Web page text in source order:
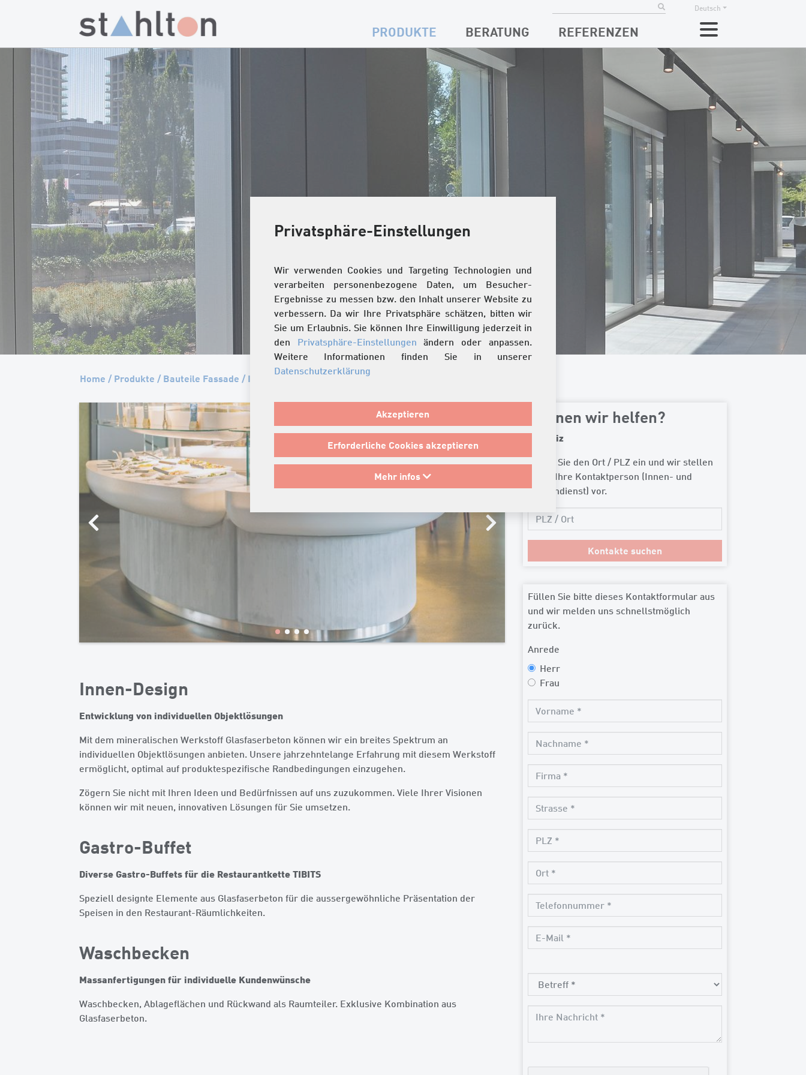
Privatsphäre-Einstellungen
Wir verwenden Cookies und Targeting Technologien und
verarbeiten personenbezogene Daten, um Besucher-
Ergebnisse zu messen bzw. den Inhalt unserer Website zu
verbessern. Da wir Ihre Privatsphäre schätzen, bitten wir
Sie um Erlaubnis. Sie können Ihre Einwilligung jederzeit in
den Privatsphäre-Einstellungen ändern oder anpassen.
Weitere Informationen finden Sie in unserer
Datenschutzerklärung
Akzeptieren
Erforderliche Cookies akzeptieren
Mehr infos
Deutsch
PRODUKTE BERATUNG REFERENZEN
Home /Produkte /Bauteile Fassade /Innen-Design
Innen-Design
Entwicklung von individuellen Objektlösungen
Mit dem mineralischen Werkstoff Glasfaserbeton können wir ein breites Spektrum an
individuellen Objektlösungen anbieten. Unsere jahrzehntelange Erfahrung mit diesem Werkstoff
ermöglicht, optimal auf produktespezifische Randbedingungen einzugehen.
Zögern Sie nicht mit Ihren Ideen und Bedürfnissen auf uns zuzukommen. Viele Ihrer Visionen
können wir mit neuen, innovativen Lösungen für Sie umsetzen.
Gastro-Buffet
Diverse Gastro-Buffets für die Restaurantkette TIBITS
Speziell designte Elemente aus Glasfaserbeton für die aussergewöhnliche Präsentation der
Speisen in den Restaurant-Räumlichkeiten.
Waschbecken
Massanfertigungen für individuelle Kundenwünsche
Waschbecken, Ablageflächen und Rückwand als Raumteiler. Exklusive Kombination aus
Glasfaserbeton.
Können wir helfen?
Schweiz
Geben Sie den Ort / PLZ ein und wir stellen
Ihnen Ihre Kontaktperson (Innen- und
Aussendienst) vor.
Füllen Sie bitte dieses Kontaktformular aus
und wir melden uns schnellstmöglich
zurück.
Anrede
Herr
Frau